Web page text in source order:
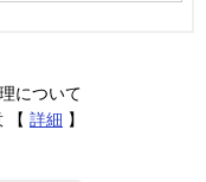
について
【 詳細 】